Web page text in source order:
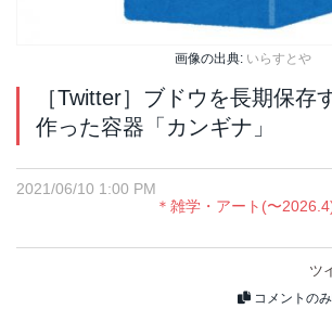
画像の出典: いらすとや
［Twitter］ブドウを長期保存
作った容器「カンギナ」
2021/06/10 1:00 PM
＊雑学・アート(〜
ツ
コメントの